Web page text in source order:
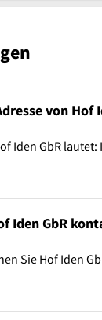
von Hof
Iden GbR
Iden GbR
Sie Hof Iden